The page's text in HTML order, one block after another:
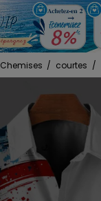
Chemises / courtes /